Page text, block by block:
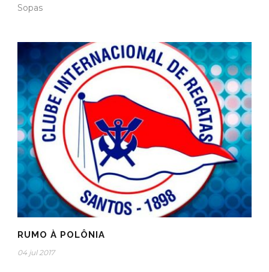
Sopas
RUMO À POLÔNIA
04 jul 2017